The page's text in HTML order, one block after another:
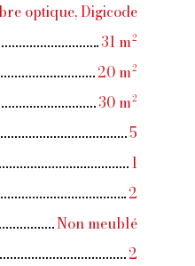
optique, Digicode
31 m²
20 m²
30 m²
5
1
2
Non meublé
2